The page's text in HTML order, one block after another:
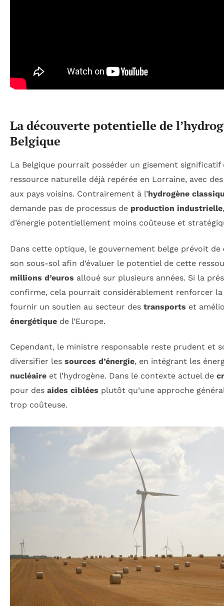
La découverte potentielle de
Belgique
La Belgique pourrait posséder un gisement significatif
ressource naturelle déjà repérée en Lorraine, avec
aux pays voisins. Contrairement à l’hydrogène
demande pas de processus de production industrielle
d’énergie potentiellement moins coûteuse et
Dans cette optique, le gouvernement belge prévoit de
son sous-sol afin d’évaluer le potentiel de cette
millions d’euros alloué sur plusieurs années. Si la
confirme, cela pourrait considérablement renforcer
fournir un soutien au secteur des transports et
énergétique de l’Europe.
Cependant, le ministre responsable reste prudent et
diversifier les sources d’énergie, en intégrant les
nucléaire et l’hydrogène. Dans le contexte actuel de
pour des aides ciblées plutôt qu’une approche
trop coûteuse.